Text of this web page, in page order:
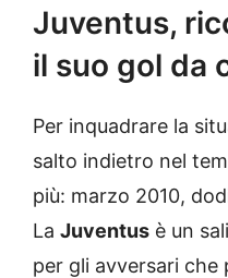
Juventus,
il suo gol da
Per inquadrare la
salto indietro nel
più: marzo 2010,
La Juventus è un
per gli avversari che